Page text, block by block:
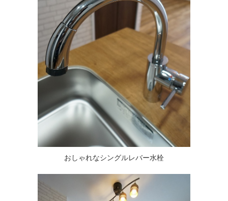
おしゃれなシングルレバー水栓